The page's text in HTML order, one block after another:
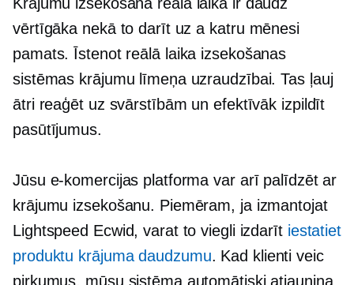
vērtīgāka nekā to darīt uz a katru mēnesi
pamats. Īstenot reālā laika izsekošanas
sistēmas krājumu līmeņa uzraudzībai. Tas ļauj
ātri reaģēt uz svārstībām un efektīvāk izpildīt
pasūtījumus.
Jūsu e-komercijas platforma var arī palīdzēt ar
krājumu izsekošanu. Piemēram, ja izmantojat
Lightspeed Ecwid, varat to viegli izdarīt iestatiet
produktu krājuma daudzumu. Kad klienti veic
pirkumus, mūsu sistēma automātiski atjaunina